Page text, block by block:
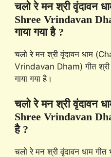
चलो रे मन श्री वृंदावन
Shree Vrindavan
गाया गया है ?
चलो रे मन श्री वृंदावन धाम
Vrindavan Dham) गीत श्री
गाया गया है।
चलो रे मन श्री वृंदावन
Shree Vrindavan
है ?
चलो रे मन श्री वृंदावन धाम गीत